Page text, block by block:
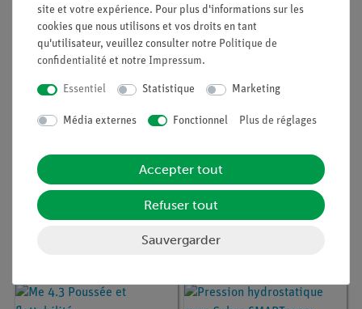
Article n° :
Le principe
Article n° :
La densité des corps
solides en mesurant la
flottabilité avec Cobra
site et votre expérience. Pour plus d'informations sur les
cookies que nous utilisons et vos droits en tant
qu'utilisateur, veuillez consulter notre Politique de
confidentialité et notre Impressum.
Essentiel Statistique Marketing
Média externes Fonctionnel Plus de réglages
Accepter tout
Refuser tout
Sauvergarder